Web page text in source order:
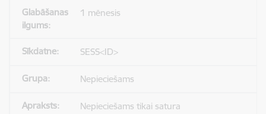
1 mēnesis
SESS<ID>
Nepieciešams
Nepieciešams tikai satura